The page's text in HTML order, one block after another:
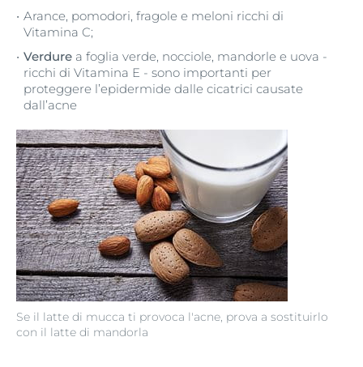
Se il latte di mucca ti provoca l'acne, prova a sostituirlo
con il latte di mandorla
Arance, pomodori, fragole e meloni ricchi di
Vitamina C;
Verdure a foglia verde, nocciole, mandorle e uova -
ricchi di Vitamina E - sono importanti per
proteggere l’epidermide dalle cicatrici causate
dall’acne